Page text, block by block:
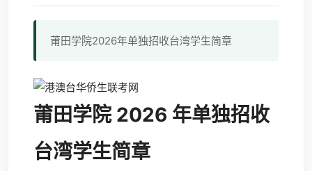
莆田学院2026年单独招收台湾学生简章
莆田学院 2026 年单独招收
台湾学生简章